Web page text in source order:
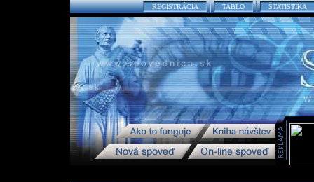
REGISTRÁCIA TABLO ŠTATISTIKA